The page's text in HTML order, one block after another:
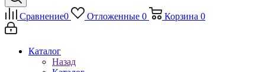
Сравнение0 Отложенные 0 Корзина 0
Каталог
Назад